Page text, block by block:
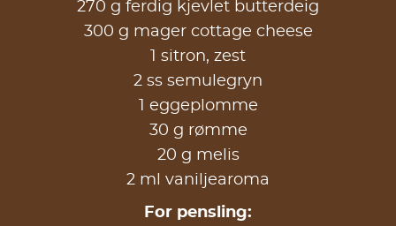
270 g ferdig kjevlet butterdeig
300 g mager cottage cheese
1 sitron, zest
2 ss semulegryn
1 eggeplomme
30 g rømme
20 g melis
2 ml vaniljearoma
For pensling: